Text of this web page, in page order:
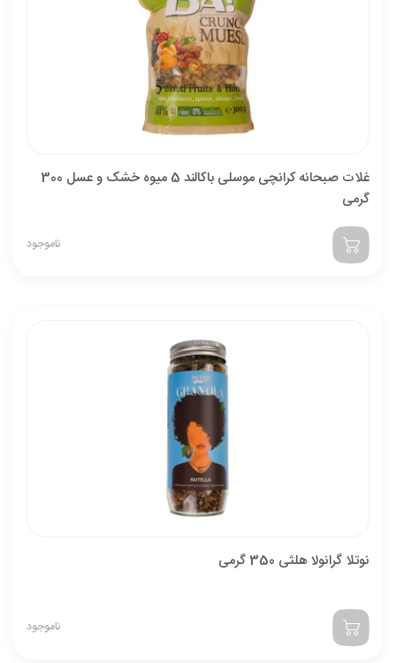
غلات صبحانه کرانچی موسلی باکالند 5 میوه خشک و عسل 300
گرمی
ناموجود
نوتلا گرانولا هلثی 350 گرمی
ناموجود